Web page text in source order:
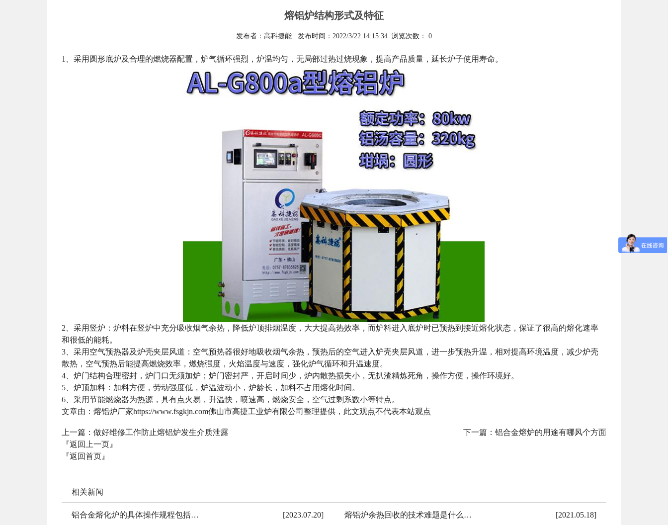
熔铝炉结构形式及特征
发布者：高科捷能 发布时间：2022/3/22 14:15:34 浏览次数： 0
1、采用圆形底炉及合理的燃烧器配置，炉气循环强烈，炉温均匀，无局部过热过烧现象，提高产品质量，延长炉子使用寿命。
2、采用竖炉：炉料在竖炉中充分吸收烟气余热，降低炉顶排烟温度，大大提高热效率，而炉料进入底炉时已预热到接近熔化状态，保证了很高的熔化速率
和很低的能耗。
3、采用空气预热器及炉壳夹层风道：空气预热器很好地吸收烟气余热，预热后的空气进入炉壳夹层风道，进一步预热升温，相对提高环境温度，减少炉壳
散热，空气预热后能提高燃烧效率，燃烧强度，火焰温度与速度，强化炉气循环和升温速度。
4、炉门结构合理密封，炉门口无须加炉；炉门密封严，开启时间少，炉内散热损失小，无扒渣精炼死角，操作方便，操作环境好。
5、炉顶加料：加料方便，劳动强度低，炉温波动小，炉龄长，加料不占用熔化时间。
6、采用节能燃烧器为热源，具有点火易，升温快，喷速高，燃烧安全，空气过剩系数小等特点。
文章由：熔铝炉厂家https://www.fsgkjn.com佛山市高捷工业炉有限公司整理提供，此文观点不代表本站观点
上一篇：做好维修工作防止熔铝炉发生介质泄露 下一篇： 铝合金熔炉的用途有哪风个方面
『返回上一页』
『返回首页』
相关新闻
[2023.07.20]
铝合金熔化炉的具体操作规程包括… [2021.05.18]
熔铝炉余热回收的技术难题是什么…